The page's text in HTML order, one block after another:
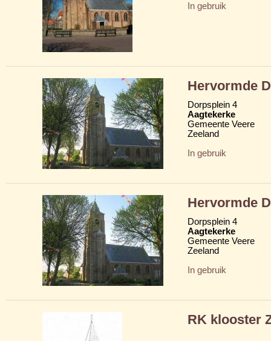
In gebruik
Hervormde
Dorpsplein 4
Aagtekerke
Gemeente Veere
Zeeland
In gebruik
Hervormde
Dorpsplein 4
Aagtekerke
Gemeente Veere
Zeeland
In gebruik
RK klooster